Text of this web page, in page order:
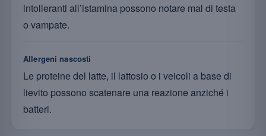
intolleranti all’istamina possono notare mal di testa
o vampate.
Allergeni nascosti
Le proteine del latte, il lattosio o i veicoli a base di
lievito possono scatenare una reazione anziché i
batteri.